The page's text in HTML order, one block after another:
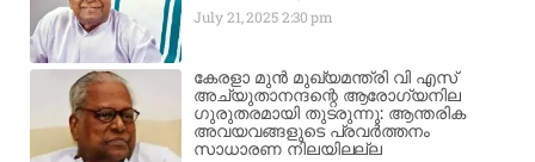
July 21, 20252:30 pm
കേരളാ മുൻ മുഖ്യമന്ത്രി വി എസ്
അച്യുതാനന്ദന്റെ ആരോഗ്യനില
ഗുരുതരമായി തുടരുന്നു: ആന്തരിക
അവയവങ്ങളുടെ പ്രവർത്തനം
സാധാരണ നിലയിലല്ല